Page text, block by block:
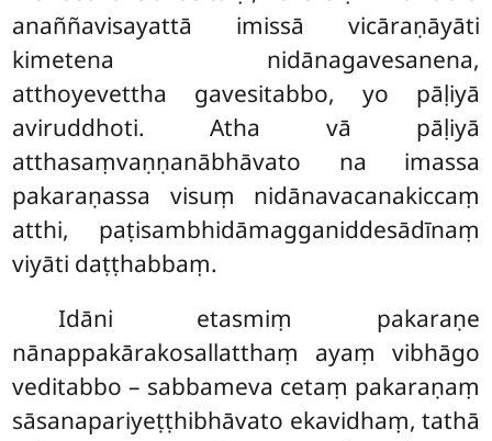
anaññavisayattā imissā vicāraṇāyāti
kimetena nidānagavesanena,
atthoyevettha gavesitabbo, yo pāḷiyā
aviruddhoti. Atha vā pāḷiyā
atthasaṃvaṇṇanābhāvato na imassa
pakaraṇassa visuṃ nidānavacanakiccaṃ
atthi, paṭisambhidāmagganiddesādīnaṃ
viyāti daṭṭhabbaṃ.
Idāni etasmiṃ pakaraṇe
nānappakārakosallatthaṃ ayaṃ vibhāgo
veditabbo – sabbameva cetaṃ pakaraṇaṃ
sāsanapariyeṭṭhibhāvato ekavidhaṃ, tathā